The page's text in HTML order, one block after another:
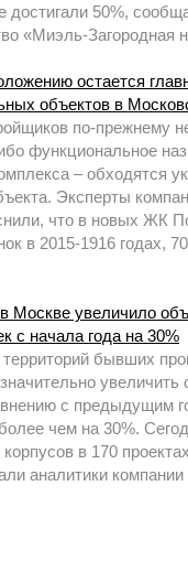
достигали 50%,
«Миэль-Загородная
остается
объектов в
по-прежнему
функциональное
– обходятся
Эксперты
что в новых ЖК
в 2015-1916 годах,
Москве увеличило
с начала года на 30%
территорий бывших
с предыдущим
чем на 30%.
в 170
аналитики